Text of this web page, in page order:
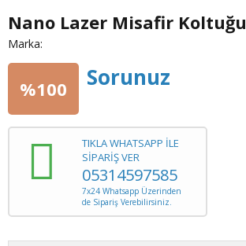
Nano Lazer Misafir Koltuğu
Marka:
%100 Sorunuz
TIKLA WHATSAPP İLE
SİPARİŞ VER
05314597585
7x24 Whatsapp Üzerinden
de Sipariş Verebilirsiniz.